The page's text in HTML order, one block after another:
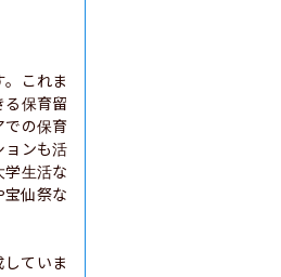
これま
る保育留
での保育
ョンも活
学生活な
宝仙祭な
ていま